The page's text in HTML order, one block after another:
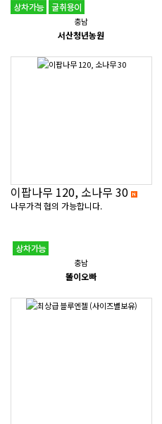
랍니다.010-2231-1519
충남
서산청년농원
이팝나무 120, 소나무 30
나무가격 협의 가능합니다.
충남
똘이오빠